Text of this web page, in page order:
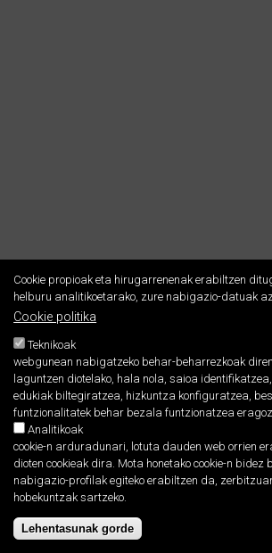
Cookie propioak eta hirugarrenenak erabiltzen
helburu analitikoetarako, zure nabigazio-datuak
Cookie politika
Teknikoak
webgunean nabigatzeko behar-beharrezkoak
laguntzen diotelako, hala nola, saioa
edukiak biltegiratzea, hizkuntza konfiguratzea,
funtzionalitatek behar bezala funtzionatzea
Analitikoak
cookie-n arduradunari, lotuta dauden web orrien
dioten cookieak dira. Mota honetako cookie-n
nabigazio-profilak egiteko erabiltzen da,
hobekuntzak sartzeko.
Lehentasunak gorde